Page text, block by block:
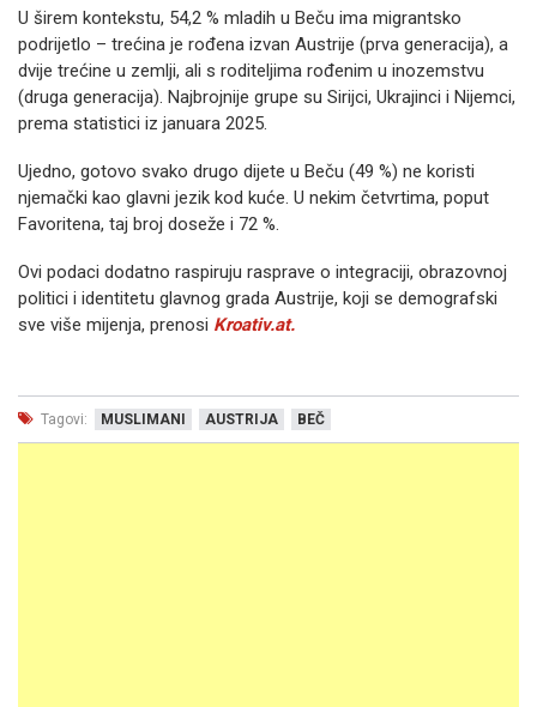
U širem kontekstu, 54,2 % mladih u Beču ima migrantsko
podrijetlo – trećina je rođena izvan Austrije (prva generacija), a
dvije trećine u zemlji, ali s roditeljima rođenim u inozemstvu
(druga generacija). Najbrojnije grupe su Sirijci, Ukrajinci i Nijemci,
prema statistici iz januara 2025.
Ujedno, gotovo svako drugo dijete u Beču (49 %) ne koristi
njemački kao glavni jezik kod kuće. U nekim četvrtima, poput
Favoritena, taj broj doseže i 72 %.
Ovi podaci dodatno raspiruju rasprave o integraciji, obrazovnoj
politici i identitetu glavnog grada Austrije, koji se demografski
sve više mijenja, prenosi Kroativ.at.
Tagovi: MUSLIMANI AUSTRIJA BEČ